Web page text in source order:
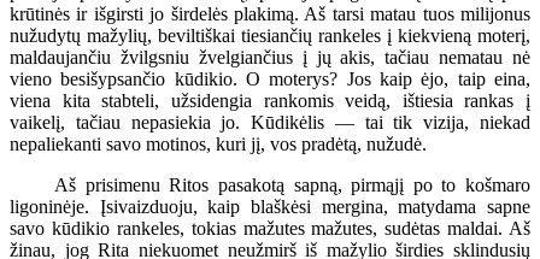
krūtinės ir išgirsti jo širdelės plakimą. Aš tarsi matau tuos milijonus
nužudytų mažylių, beviltiškai tiesiančių rankeles į kiekvieną moterį,
maldaujančiu žvilgsniu žvelgiančius į jų akis, tačiau nematau nė
vieno besišypsančio kūdikio. O moterys? Jos kaip ėjo, taip eina,
viena kita stabteli, užsidengia rankomis veidą, ištiesia rankas į
vaikelį, tačiau nepasiekia jo. Kūdikėlis — tai tik vizija, niekad
nepaliekanti savo motinos, kuri jį, vos pradėtą, nužudė.
Aš prisimenu Ritos pasakotą sapną, pirmąjį po to košmaro
ligoninėje. Įsivaizduoju, kaip blaškėsi mergina, matydama sapne
savo kūdikio rankeles, tokias mažutes mažutes, sudėtas maldai. Aš
žinau, jog Rita niekuomet neužmirš iš mažylio širdies sklindusių